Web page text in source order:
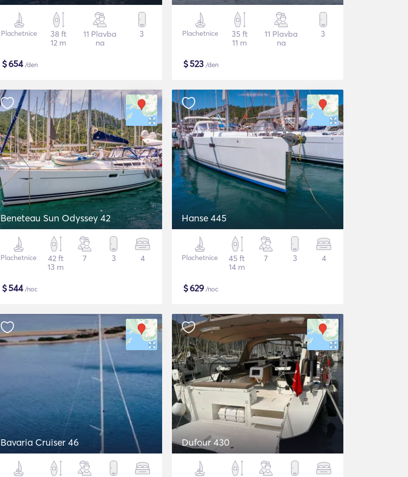
Plachetnice
38 ft
12 m
11 Plavba
na
3
$654/den
Plachetnice
35 ft
11 m
11 Plavba
na
3
$523 /den
Beneteau Sun Odyssey 42
Plachetnice
42 ft
13 m
7 3 4
$544/noc
Hanse 445
Plachetnice
45 ft
14 m
7 3 4
$629/noc
Bavaria Cruiser 46 Dufour 430